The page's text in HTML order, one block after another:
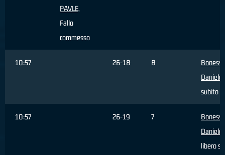
PAVLE,
Fallo
commesso
10:57 26-18 8
Daniele
subito
10:57 26-19 7
Daniele
libero